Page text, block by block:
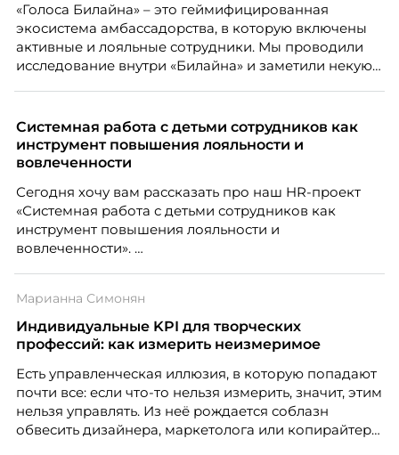
«Голоса Билайна» – это геймифицированная
экосистема амбассадорства, в которую включены
активные и лояльные сотрудники. Мы проводили
исследование внутри «Билайна» и заметили некую
благодарности и публичного признания.
Системная работа с детьми сотрудников как
инструмент повышения лояльности и
вовлеченности
Сегодня хочу вам рассказать про наш HR-проект
«Системная работа с детьми сотрудников как
инструмент повышения лояльности и
вовлеченности».
Марианна Симонян
Индивидуальные KPI для творческих
профессий: как измерить неизмеримое
Есть управленческая иллюзия, в которую попадают
почти все: если что-то нельзя измерить, значит, этим
нельзя управлять. Из неё рождается соблазн
обвесить дизайнера, маркетолога или копирайтера